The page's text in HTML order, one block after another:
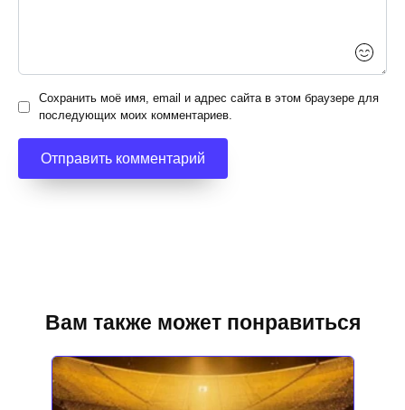
Сохранить моё имя, email и адрес сайта в этом браузере для
последующих моих комментариев.
Вам также может понравиться